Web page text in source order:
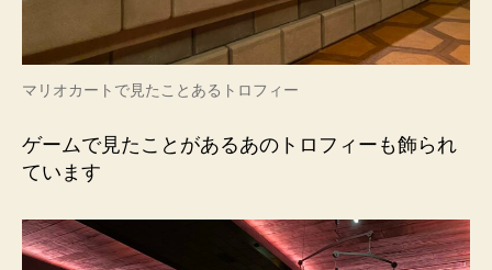
マリオカートで見たことあるトロフィー
ゲームで見たことがあるあのトロフィーも飾られ
ています